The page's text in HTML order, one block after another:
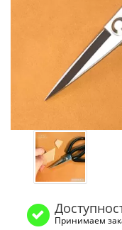
Принимаем